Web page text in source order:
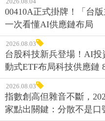
00410A正式掛牌！「台
一次看懂AI供應鏈布局
2026.08.03
台股科技新兵登場！AI投
動式ETF布局科技供應鏈
2026.08.03
指數創高但雜音不斷，
家點出關鍵：分散不是口